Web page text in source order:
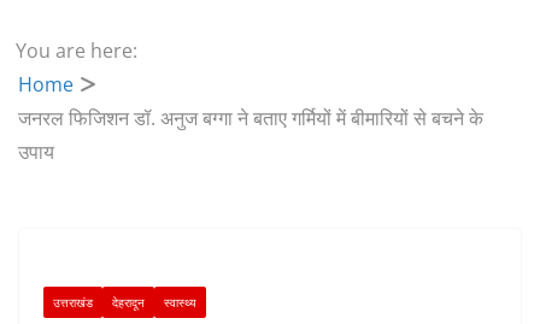
You are here:
Home
जनरल फिजिशन डॉ. अनुज बग्गा ने बताए गर्मियों में बीमारियों से बचने के
उपाय
उत्तराखंड देहरादून स्वास्थ्य